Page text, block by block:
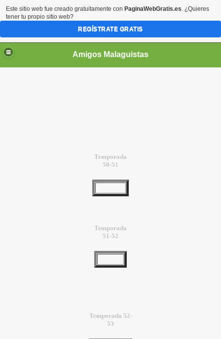
Amigos Malaguistas
Temporada
50-51
Temporada
51-52
Temporada 52-
53
Este sitio web fue creado gratuitamente con PaginaWebGratis.es. ¿Quieres
tener tu propio sitio web?
REGÍSTRATE GRATIS